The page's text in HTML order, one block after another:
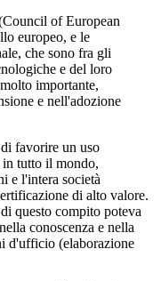
of European
europeo, e le
che sono fra gli
e del loro
importante,
e nell'adozione
favorire un uso
tutto il mondo,
e l'intera società
di alto valore.
questo compito poteva
conoscenza e nella
d'ufficio (elaborazione